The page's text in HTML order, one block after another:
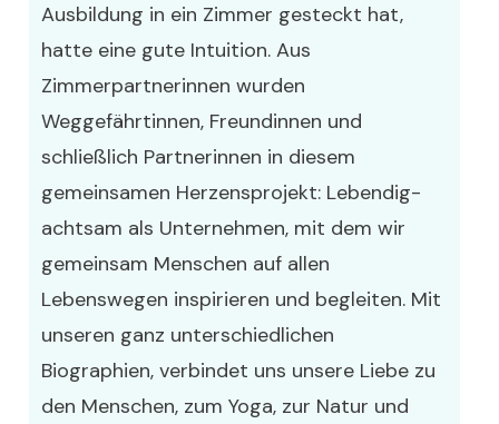
Ausbildung in ein Zimmer gesteckt hat,
hatte eine gute Intuition. Aus
Zimmerpartnerinnen wurden
Weggefährtinnen, Freundinnen und
schließlich Partnerinnen in diesem
gemeinsamen Herzensprojekt: Lebendig-
achtsam als Unternehmen, mit dem wir
gemeinsam Menschen auf allen
Lebenswegen inspirieren und begleiten. Mit
unseren ganz unterschiedlichen
Biographien, verbindet uns unsere Liebe zu
den Menschen, zum Yoga, zur Natur und